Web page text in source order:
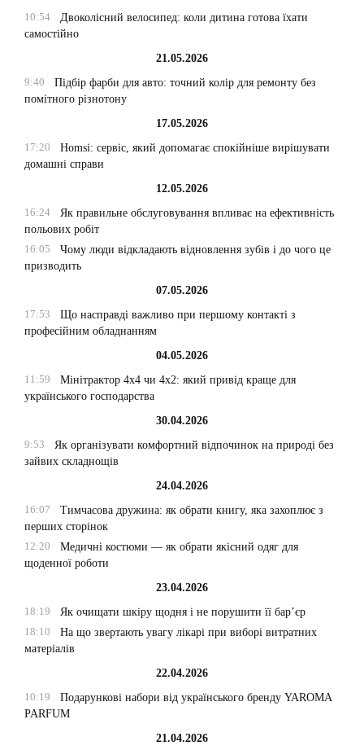
10:54
Двоколісний велосипед: коли дитина готова їхати
самостійно
21.05.2026
9:40
Підбір фарби для авто: точний колір для ремонту без
помітного різнотону
17.05.2026
17:20
Homsi: сервіс, який допомагає спокійніше вирішувати
домашні справи
12.05.2026
16:24
Як правильне обслуговування впливає на ефективність
польових робіт
16:05
Чому люди відкладають відновлення зубів і до чого це
призводить
07.05.2026
17:53
Що насправді важливо при першому контакті з
професійним обладнанням
04.05.2026
11:59
Мінітрактор 4х4 чи 4х2: який привід краще для
українського господарства
30.04.2026
9:53
Як організувати комфортний відпочинок на природі без
зайвих складнощів
24.04.2026
16:07
Тимчасова дружина: як обрати книгу, яка захоплює з
перших сторінок
12:20
Медичні костюми — як обрати якісний одяг для
щоденної роботи
23.04.2026
18:19
Як очищати шкіру щодня і не порушити її бар’єр
18:10
На що звертають увагу лікарі при виборі витратних
матеріалів
22.04.2026
10:19
Подарункові набори від українського бренду YAROMA
PARFUM
21.04.2026